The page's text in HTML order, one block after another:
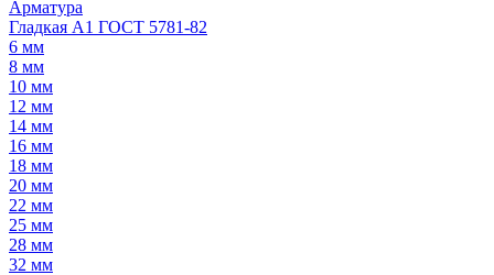
Арматура
Гладкая А1 ГОСТ 5781-82
6 мм
8 мм
10 мм
12 мм
14 мм
16 мм
18 мм
20 мм
22 мм
25 мм
28 мм
32 мм